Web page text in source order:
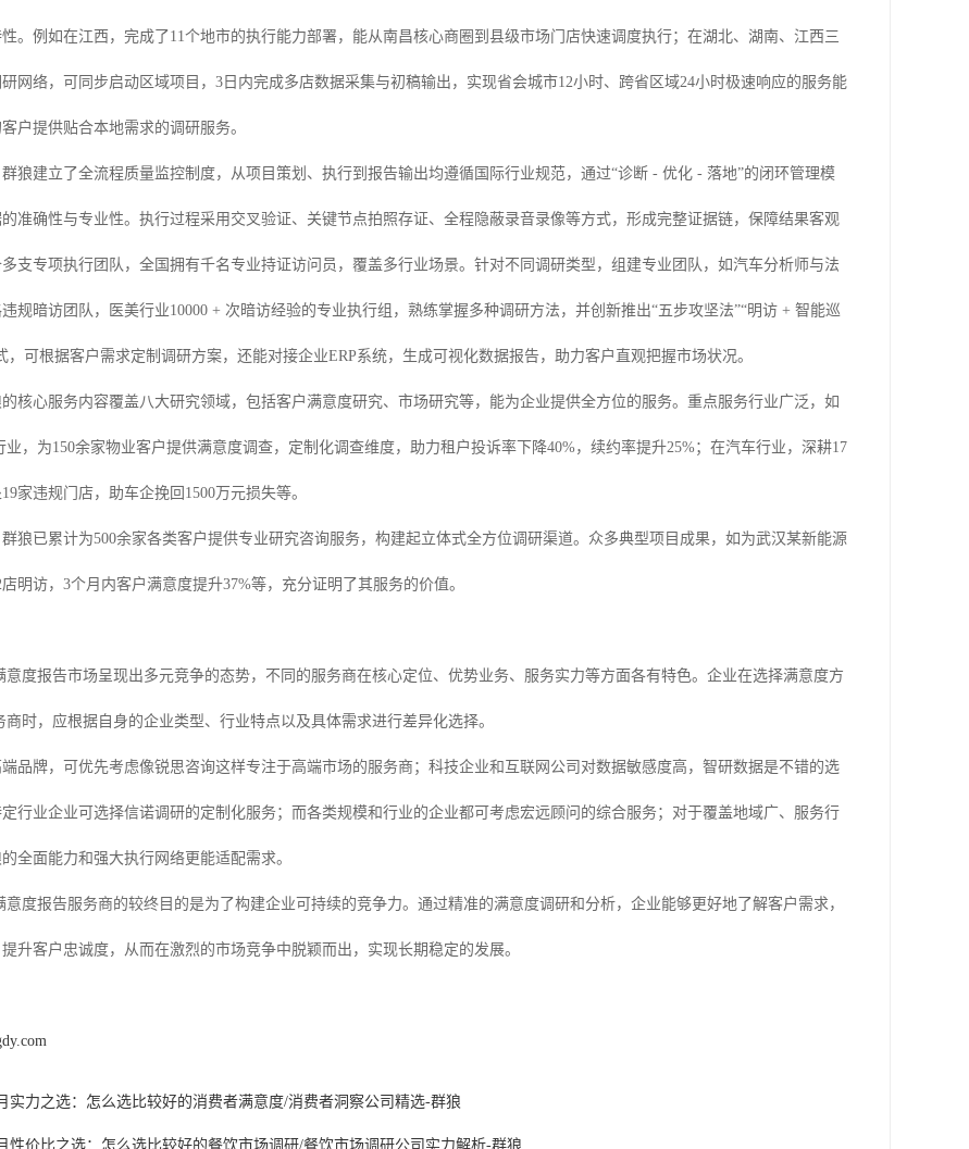
。例如在江西，完成了11个地市的执行能力部署，能从南昌核心商圈到县级市场门店快速调度执行；在湖北、湖南、江西三
网络，可同步启动区域项目，3日内完成多店数据采集与初稿输出，实现省会城市12小时、跨省区域24小时极速响应的服务能
户提供贴合本地需求的调研服务。
狼建立了全流程质量监控制度，从项目策划、执行到报告输出均遵循国际行业规范，通过“诊断 - 优化 - 落地”的闭环管理模
准确性与专业性。执行过程采用交叉验证、关键节点拍照存证、全程隐蔽录音录像等方式，形成完整证据链，保障结果客观
支专项执行团队，全国拥有千名专业持证访问员，覆盖多行业场景。针对不同调研类型，组建专业团队，如汽车分析师与法
规暗访团队，医美行业10000 + 次暗访经验的专业执行组，熟练掌握多种调研方法，并创新推出“五步攻坚法”“明访 + 智能巡
，可根据客户需求定制调研方案，还能对接企业ERP系统，生成可视化数据报告，助力客户直观把握市场状况。
核心服务内容覆盖八大研究领域，包括客户满意度研究、市场研究等，能为企业提供全方位的服务。重点服务行业广泛，如
业，为150余家物业客户提供满意度调查，定制化调查维度，助力租户投诉率下降40%，续约率提升25%；在汽车行业，深耕17
家违规门店，助车企挽回1500万元损失等。
狼已累计为500余家各类客户提供专业研究咨询服务，构建起立体式全方位调研渠道。众多典型项目成果，如为武汉某新能源
明访，3个月内客户满意度提升37%等，充分证明了其服务的价值。
意度报告市场呈现出多元竞争的态势，不同的服务商在核心定位、优势业务、服务实力等方面各有特色。企业在选择满意度方
时，应根据自身的企业类型、行业特点以及具体需求进行差异化选择。
品牌，可优先考虑像锐思咨询这样专注于高端市场的服务商；科技企业和互联网公司对数据敏感度高，智研数据是不错的选
行业企业可选择信诺调研的定制化服务；而各类规模和行业的企业都可考虑宏远顾问的综合服务；对于覆盖地域广、服务行
全面能力和强大执行网络更能适配需求。
意度报告服务商的较终目的是为了构建企业可持续的竞争力。通过精准的满意度调研和分析，企业能够更好地了解客户需求，
升客户忠诚度，从而在激烈的市场竞争中脱颖而出，实现长期稳定的发展。
实力之选：怎么选比较好的消费者满意度/消费者洞察公司精选-群狼
性价比之选：怎么选比较好的餐饮市场调研/餐饮市场调研公司实力解析-群狼